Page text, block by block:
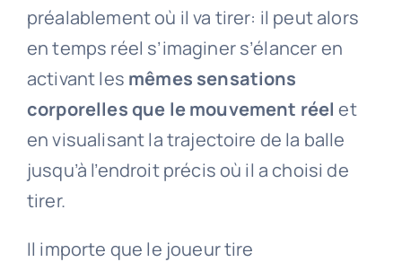
préalablement où il va tirer: il peut alors
en temps réel s’imaginer s’élancer en
activant les mêmes sensations
corporelles que le mouvement réel et
en visualisant la trajectoire de la balle
jusqu’à l’endroit précis où il a choisi de
tirer.
Il importe que le joueur tire